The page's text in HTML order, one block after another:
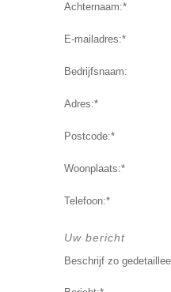
Achternaam:*
E-mailadres:*
Bedrijfsnaam:
Adres:*
Postcode:*
Woonplaats:*
Telefoon:*
Uw bericht
Beschrijf zo